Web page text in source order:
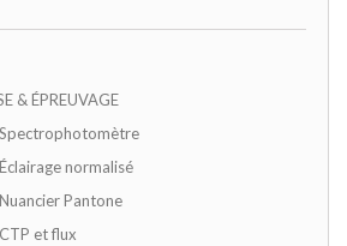
& ÉPREUVAGE
Spectrophotomètre
Éclairage normalisé
Nuancier Pantone
CTP et flux